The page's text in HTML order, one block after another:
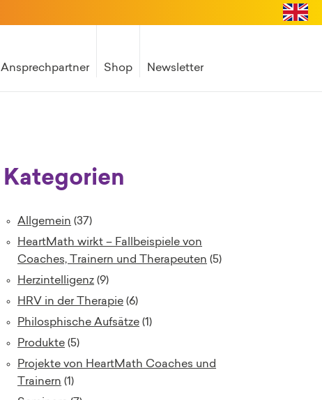
Ansprechpartner Shop Newsletter
Kategorien
Allgemein (37)
HeartMath wirkt – Fallbeispiele von
Coaches, Trainern und Therapeuten (5)
Herzintelligenz (9)
HRV in der Therapie (6)
Philosphische Aufsätze (1)
Produkte (5)
Projekte von HeartMath Coaches und
Trainern (1)